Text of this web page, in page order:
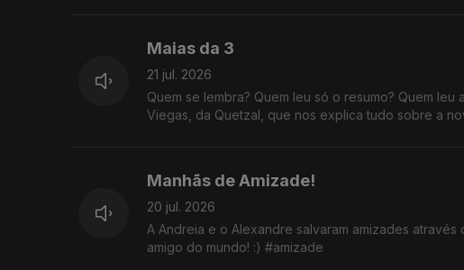
Maias da 3
21 jul. 2026
Quem se lembra? Quem leu só o resumo? Quem
Viegas, da Quetzal, que nos explica tudo sobre a
Manhãs de Amizade!
20 jul. 2026
A Andreia e o Alexandre salvaram amizades
amigo do mundo! :) #amizade